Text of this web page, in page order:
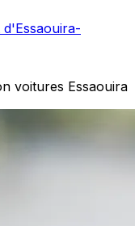
voitures Essaouira